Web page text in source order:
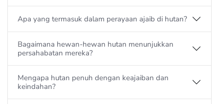
Apa yang termasuk dalam perayaan ajaib di hutan?
Bagaimana hewan-hewan hutan menunjukkan
persahabatan mereka?
Mengapa hutan penuh dengan keajaiban dan
keindahan?